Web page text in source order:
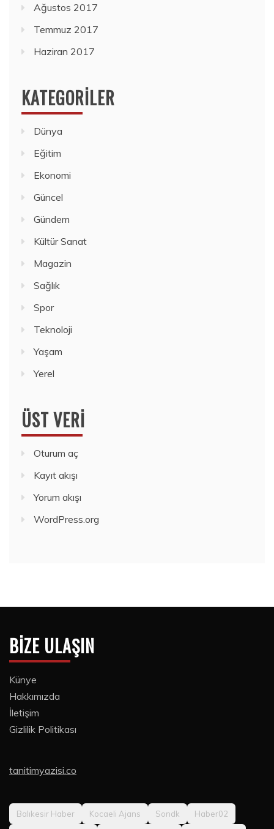
Ağustos 2017
Temmuz 2017
Haziran 2017
KATEGORILER
Dünya
Eğitim
Ekonomi
Güncel
Gündem
Kültür Sanat
Magazin
Sağlık
Spor
Teknoloji
Yaşam
Yerel
ÜST VERI
Oturum aç
Kayıt akışı
Yorum akışı
WordPress.org
BIZE ULAŞIN
Künye
Hakkımızda
İletişim
Gizlilik Politikası
tanitimyazisi.co
Balıkesir Haber Kocaeli Ajans Sondk Haber02